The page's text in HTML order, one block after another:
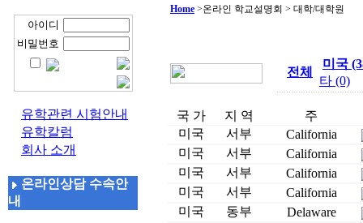
아이디
비밀번호
유학관련 시험안내
유학칼럼
회사 소개
온라인상담 수속안
내
Home >온라인 학교설명회 > 대학/대학원
전체
미국
타 (0)
국 가 지 역
주
미국
서부
California
미국
서부
California
미국
서부
California
미국
서부
California
미국
동부
Delaware